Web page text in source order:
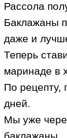
Рассола
Баклажаны
даже и
Теперь
маринаде в
По рецепту,
дней.
Мы уже